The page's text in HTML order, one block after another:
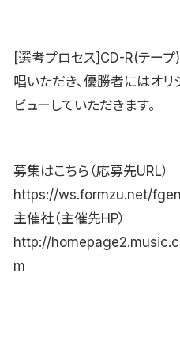
[選考プロセス]CD-R(テー
唱いただき、優勝者にはオ
ビューしていただきます。
募集はこちら（応募先URL）
https://ws.formzu.net/
主催社（主催先HP）
http://
m